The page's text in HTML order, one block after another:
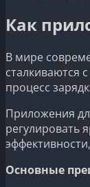
Как
В мире
сталкиваются
процесс
Приложения
регулировать
Основные